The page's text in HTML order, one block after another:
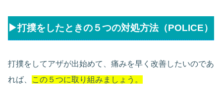
▶︎打撲をしたときの５つの対処方法（POLICE）
打撲をしてアザが出始めて、痛みを早く改善したいのであ
れば、
この５つに取り組みましょう。